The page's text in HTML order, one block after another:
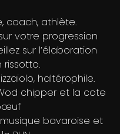
coach, athlète.
votre progression
sur l’élaboration
rissotto.
haltérophile.
chipper et la cote
musique bavaroise et